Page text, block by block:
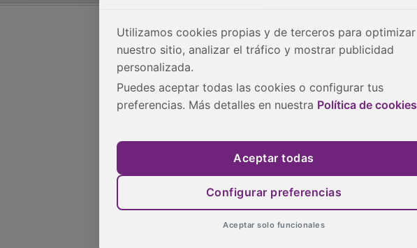
Utilizamos cookies propias y de terceros para optimizar
nuestro sitio, analizar el tráfico y mostrar publicidad
personalizada.
Puedes aceptar todas las cookies o configurar tus
preferencias. Más detalles en nuestra Política de cookies
Aceptar todas
Configurar preferencias
Aceptar solo funcionales